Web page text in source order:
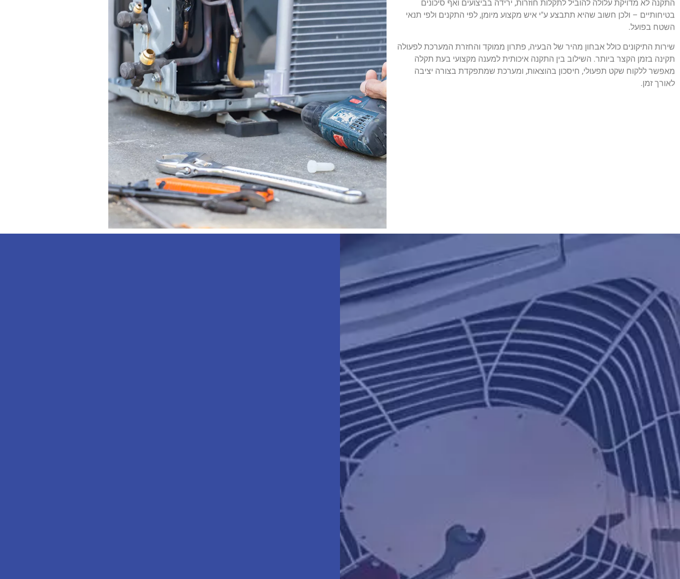
התקנה לא מדויקת עלולה להוביל לתקלות חוזרות, ירידה בביצועים ואף סיכונים
בטיחותיים – ולכן חשוב שהיא תתבצע ע"י איש מקצוע מיומן, לפי התקנים ולפי תנאי
השטח בפועל.
שירות התיקונים כולל אבחון מהיר של הבעיה, פתרון ממוקד והחזרת המערכת לפעולה
תקינה בזמן הקצר ביותר. השילוב בין התקנה איכותית למענה מקצועי בעת תקלה
מאפשר ללקוח שקט תפעולי, חיסכון בהוצאות, ומערכת שמתפקדת בצורה יציבה
לאורך זמן.